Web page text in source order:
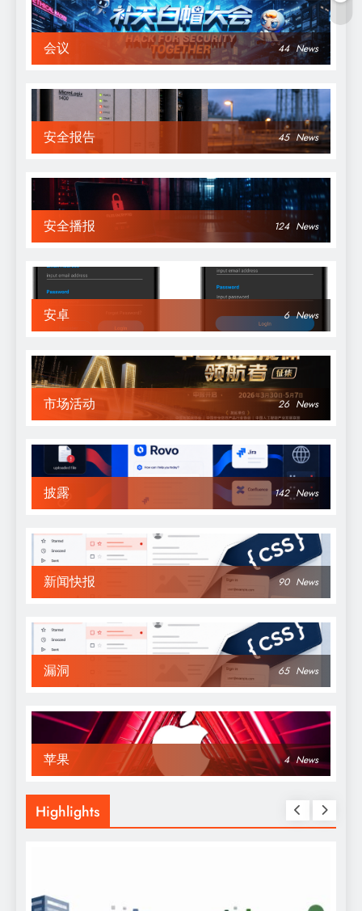
会议 44 News
安全报告 45 News
安全播报 124 News
安卓 6 News
市场活动 26 News
披露 142 News
新闻快报 90 News
漏洞 65 News
苹果 4 News
Highlights